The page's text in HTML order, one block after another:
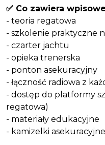
✅ Co zawiera
- teoria regatowa
- szkolenie praktyczne
- czarter jachtu
- opieka trenerska
- ponton asekuracyjny
- łączność radiowa z
- dostęp do platformy
regatowa)
- materiały edukacyjne
- kamizelki